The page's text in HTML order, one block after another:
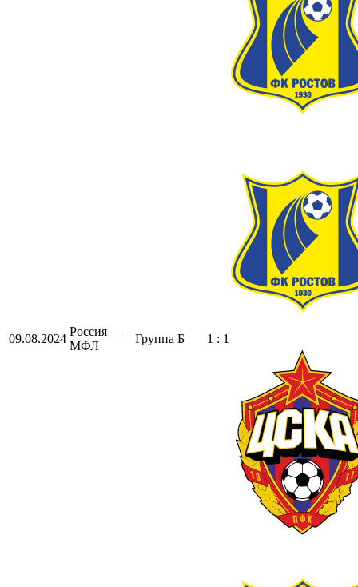
09.08.2024
Россия —
МФЛ
Группа Б 1 : 1